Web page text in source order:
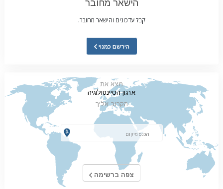
הישאר מחובר
קבל עדכונים והישאר מחובר.
הירשם כמנוי
מצא את
ארגון הסיינטולוגיה
הקרוב אליך
צפה ברשימה